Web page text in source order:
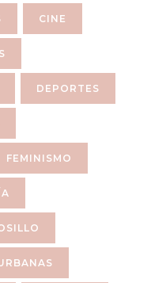
CINE
DEPORTES
FEMINISMO